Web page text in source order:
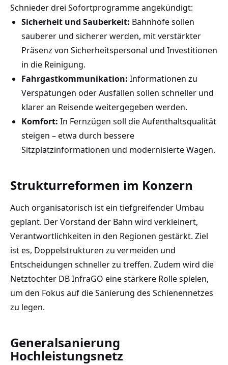
Schnieder drei Sofortprogramme angekündigt:
Sicherheit und Sauberkeit: Bahnhöfe sollen
sauberer und sicherer werden, mit verstärkter
Präsenz von Sicherheitspersonal und Investitionen
in die Reinigung.
Fahrgastkommunikation: Informationen zu
Verspätungen oder Ausfällen sollen schneller und
klarer an Reisende weitergegeben werden.
Komfort: In Fernzügen soll die Aufenthaltsqualität
steigen – etwa durch bessere
Sitzplatzinformationen und modernisierte Wagen.
Strukturreformen im Konzern
Auch organisatorisch ist ein tiefgreifender Umbau
geplant. Der Vorstand der Bahn wird verkleinert,
Verantwortlichkeiten in den Regionen gestärkt. Ziel
ist es, Doppelstrukturen zu vermeiden und
Entscheidungen schneller zu treffen. Zudem wird die
Netztochter DB InfraGO eine stärkere Rolle spielen,
um den Fokus auf die Sanierung des Schienennetzes
zu legen.
Generalsanierung
Hochleistungsnetz